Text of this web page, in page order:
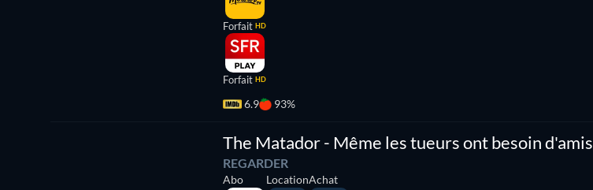
Forfait HD
Forfait HD
6.9 93%
The Matador - Même les tueurs ont besoin d'amis
REGARDER
Abo LocationAchat